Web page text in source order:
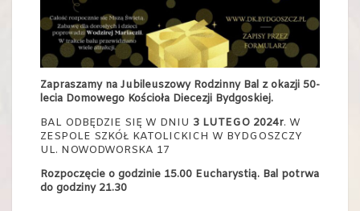
Zapraszamy na Jubileuszowy Rodzinny Bal z okazji 50-
lecia Domowego Kościoła Diecezji Bydgoskiej.
BAL ODBĘDZIE SIĘ W DNIU 3 LUTEGO 2024r. W
ZESPOLE SZKÓŁ KATOLICKICH W BYDGOSZCZY
UL. NOWODWORSKA 17
Rozpoczęcie o godzinie 15.00 Eucharystią. Bal potrwa
do godziny 21.30